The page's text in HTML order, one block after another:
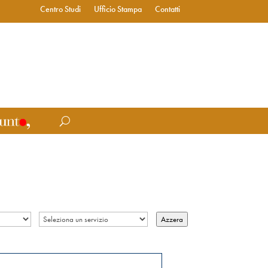
Centro Studi Ufficio Stampa Contatti
Azzera